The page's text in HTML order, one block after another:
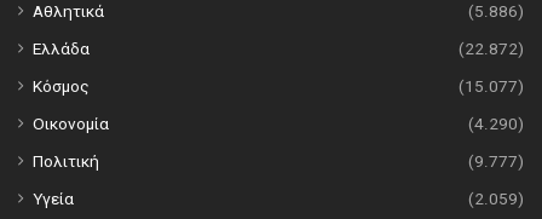
Αθλητικά
(5.886)
Ελλάδα
(22.872)
Κόσμος
(15.077)
Οικονομία
(4.290)
Πολιτική
(9.777)
Υγεία
(2.059)